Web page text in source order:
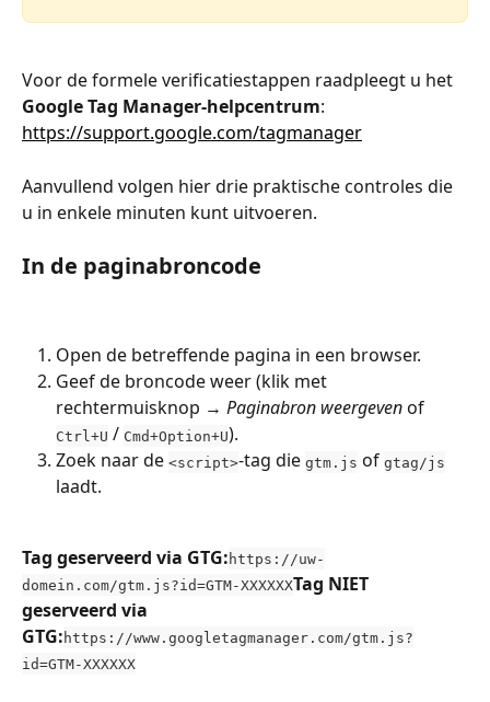
Voor de formele verificatiestappen raadpleegt u het
Google Tag Manager-helpcentrum:
https://support.google.com/tagmanager
Aanvullend volgen hier drie praktische controles die
u in enkele minuten kunt uitvoeren.
In de paginabroncode
Open de betreffende pagina in een browser.
Geef de broncode weer (klik met
rechtermuisknop → Paginabron weergeven of
Ctrl+U / Cmd+Option+U).
Zoek naar de <script>-tag die gtm.js of gtag/js
laadt.
Tag geserveerd via GTG: https://uw-
domein.com/gtm.js?id=GTM-XXXXXXTag NIET
geserveerd via
GTG: https://www.googletagmanager.com/gtm.js?
id=GTM-XXXXXX